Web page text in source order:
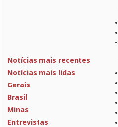
Notícias mais recentes
Notícias mais lidas
Gerais
Brasil
Minas
Entrevistas